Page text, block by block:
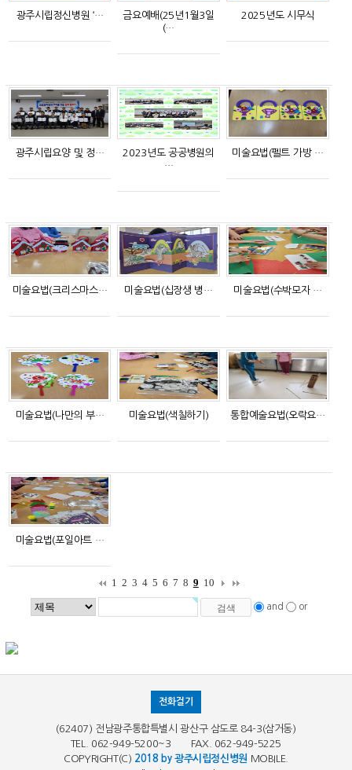
광주시립정신병원 ‘…
금요예배(25년1월3일
(…
2025년도 시무식
광주시립요양 및 정…
2023년도 공공병원의
…
미술요법(펠트 가방 …
미술요법(크리스마스… 미술요법(십장생 병… 미술요법(수박모자 …
미술요법(나만의 부… 미술요법(색칠하기) 통합예술요법(오락요…
미술요법(포일아트 …
1 2 3 4 5 6 7 8 9 10
and or
전화걸기
(62407) 전남광주통합특별시 광산구 삼도로 84-3(삼거동)
TEL. 062-949-5200~3 FAX. 062-949-5225
COPYRIGHT(C) 2018 by 광주시립정신병원 MOBILE.